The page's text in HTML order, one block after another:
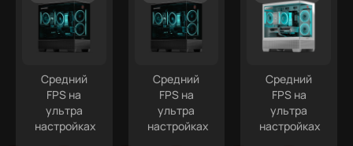
Средний
FPS на
ультра
настройках
Средний
FPS на
ультра
настройках
Средний
FPS на
ультра
настройках